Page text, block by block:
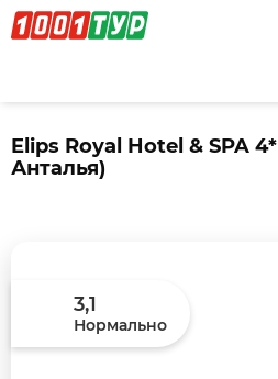
Elips Royal Hotel & SPA 4*
Анталья)
3,1
Нормально